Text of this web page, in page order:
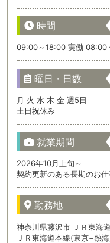
時間
09:00～18:00 実働 08:00
曜日・日数
月 火 水 木 金 週5日
土日祝休み
就業期間
2026年10月上旬～
契約更新のある長期のお
勤務地
神奈川県藤沢市 ＪＲ東海
ＪＲ東海道本線(東京−熱